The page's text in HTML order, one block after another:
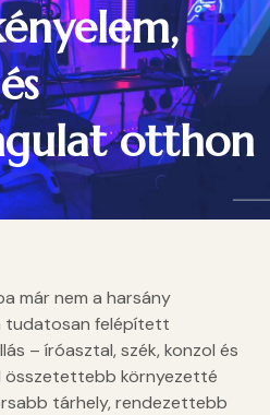
otthon
már nem a harsány
tudatosan felépített
– íróasztal, szék, konzol és
összetettebb környezetté
tárhely, rendezettebb